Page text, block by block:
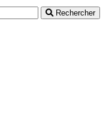
Rechercher